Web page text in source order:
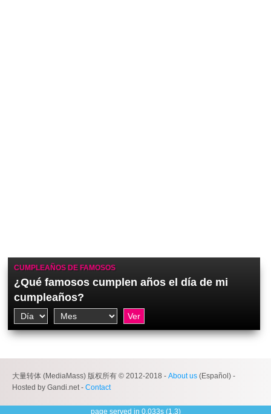
CUMPLEAÑOS DE FAMOSOS
¿Qué famosos cumplen años el día de mi
cumpleaños?
大量转体 (MediaMass) 版权所有 © 2012-2018 - About us (Español) -
Hosted by Gandi.net - Contact
page served in 0.033s (1,3)